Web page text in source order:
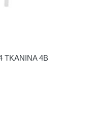
TKANINA 4B